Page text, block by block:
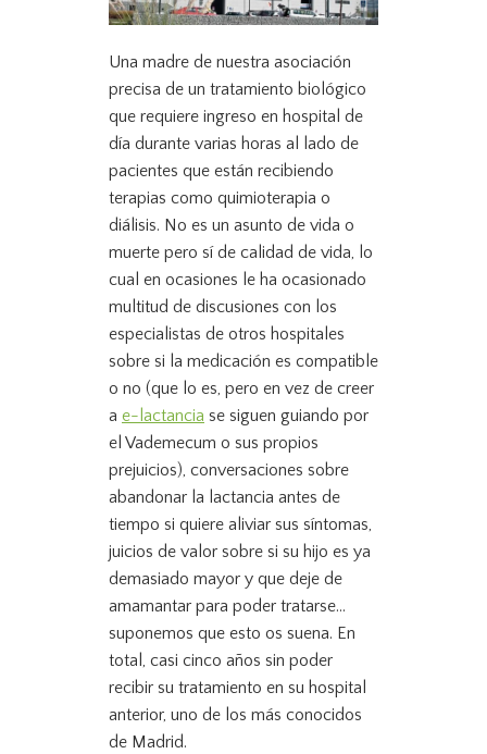
Una madre de nuestra asociación
precisa de un tratamiento biológico
que requiere ingreso en hospital de
día durante varias horas al lado de
pacientes que están recibiendo
terapias como quimioterapia o
diálisis. No es un asunto de vida o
muerte pero sí de calidad de vida, lo
cual en ocasiones le ha ocasionado
multitud de discusiones con los
especialistas de otros hospitales
sobre si la medicación es compatible
o no (que lo es, pero en vez de creer
a e-lactancia se siguen guiando por
el Vademecum o sus propios
prejuicios), conversaciones sobre
abandonar la lactancia antes de
tiempo si quiere aliviar sus síntomas,
juicios de valor sobre si su hijo es ya
demasiado mayor y que deje de
amamantar para poder tratarse…
suponemos que esto os suena. En
total, casi cinco años sin poder
recibir su tratamiento en su hospital
anterior, uno de los más conocidos
de Madrid.